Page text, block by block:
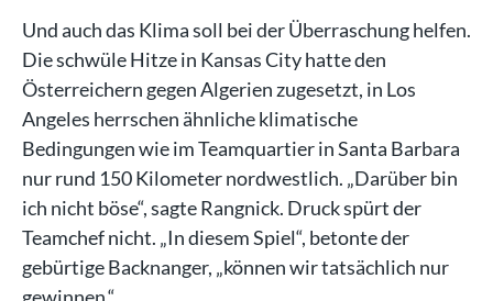
Und auch das Klima soll bei der Überraschung helfen.
Die schwüle Hitze in Kansas City hatte den
Österreichern gegen Algerien zugesetzt, in Los
Angeles herrschen ähnliche klimatische
Bedingungen wie im Teamquartier in Santa Barbara
nur rund 150 Kilometer nordwestlich. „Darüber bin
ich nicht böse“, sagte Rangnick. Druck spürt der
Teamchef nicht. „In diesem Spiel“, betonte der
gebürtige Backnanger, „können wir tatsächlich nur